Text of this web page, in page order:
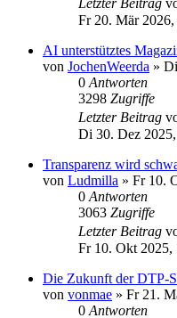
Fr 20. Mär 2026,
AI unterstütztes
von JochenWeerda »
0 Antworten
3298 Zugriffe
Letzter Beitrag
Di 30. Dez
Transparenz wird
von Ludmilla » Fr 10.
0 Antworten
3063 Zugriffe
Letzter Beitrag
Fr 10. Okt 2025,
Die Zukunft der DTP-
von vonmae » Fr 21.
0 Antworten